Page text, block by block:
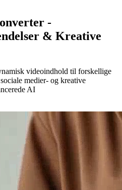
-
& Kreative
videoindhold til forskellige
medier- og kreative
AI